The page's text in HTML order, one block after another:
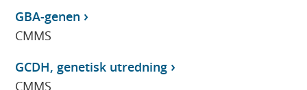
GBA-genen
CMMS
GCDH, genetisk utredning
CMMS